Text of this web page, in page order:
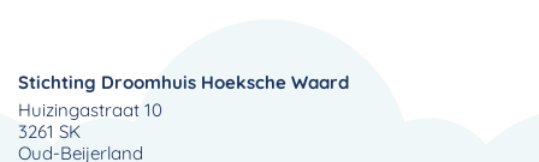
Stichting Droomhuis Hoeksche Waard
Huizingastraat 10
3261 SK
Oud-Beijerland